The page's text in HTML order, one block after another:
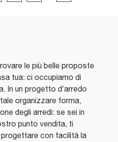
le più belle proposte
tua: ci occupiamo di
In un progetto d’arredo
organizzare forma,
degli arredi: se sei in
punto vendita, ti
con facilità la